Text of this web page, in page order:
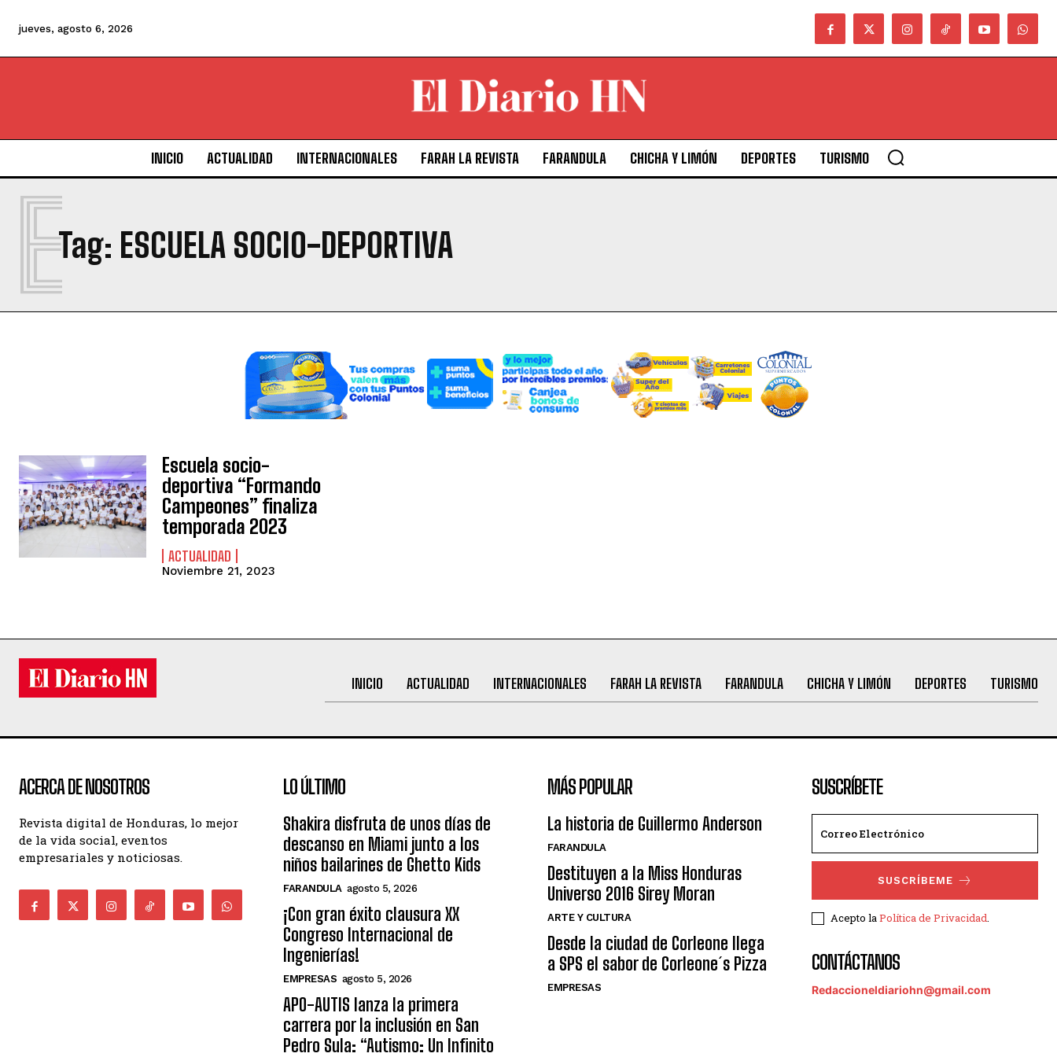
jueves, agosto 6, 2026
INICIO ACTUALIDAD INTERNACIONALES FARAH LA REVISTA FARANDULA CHICHA Y LIMÓN DEPORTES TURISMO
Tag: ESCUELA SOCIO-DEPORTIVA
E
Escuela socio-
deportiva “Formando
Campeones” finaliza
temporada 2023
ACTUALIDAD
Noviembre 21, 2023
INICIO ACTUALIDAD INTERNACIONALES FARAH LA REVISTA FARANDULA CHICHA Y LIMÓN DEPORTES TURISMO
ACERCA DE NOSOTROS
Revista digital de Honduras, lo mejor
de la vida social, eventos
empresariales y noticiosas.
LO ÚLTIMO
Shakira disfruta de unos días de
descanso en Miami junto a los
niños bailarines de Ghetto Kids
FARANDULA agosto 5, 2026
¡Con gran éxito clausura XX
Congreso Internacional de
Ingenierías!
EMPRESAS agosto 5, 2026
APO-AUTIS lanza la primera
carrera por la inclusión en San
Pedro Sula: “Autismo: Un Infinito
MÁS POPULAR
La historia de Guillermo Anderson
FARANDULA
Destituyen a la Miss Honduras
Universo 2016 Sirey Moran
ARTE Y CULTURA
Desde la ciudad de Corleone llega
a SPS el sabor de Corleone´s Pizza
EMPRESAS
SUSCRÍBETE
SUSCRÍBEME
Acepto laPolítica de Privacidad.
CONTÁCTANOS
Redaccioneldiariohn@gmail.com